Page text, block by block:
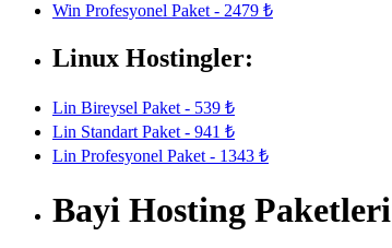
Win Profesyonel Paket - 2479 ₺
Linux Hostingler:
Lin Bireysel Paket - 539 ₺
Lin Standart Paket - 941 ₺
Lin Profesyonel Paket - 1343 ₺
Bayi Hosting Paketleri